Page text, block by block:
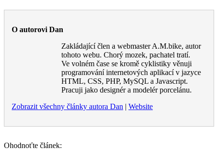
O autorovi Dan
Zakládající člen a webmaster A.M.bike, autor
tohoto webu. Chorý mozek, pachatel tratí.
Ve volném čase se kromě cyklistiky věnuji
programování internetových aplikací v jazyce
HTML, CSS, PHP, MySQL a Javascript.
Pracuji jako designér a modelér porcelánu.
Zobrazit všechny články autora Dan | Website
Ohodnoťte článek: